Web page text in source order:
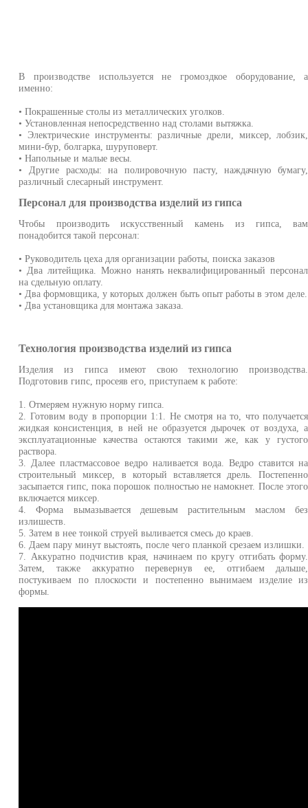
В производстве используется не громоздкое оборудование, а
именно:
• Покрашенные столы из металлических уголков.
• Установленная непосредственно над столами вытяжка.
• Электрические инструменты: различные дрели, миксер, лобзик,
мини-бур, болгарка, шуруповерт.
• Напольные и малые весы.
• Другие расходы: на полировочную пасту, наждачную бумагу,
различный слесарный инструмент.
Персонал для производства изделий из гипса
Чтобы производить искусственный камень из гипса, вам
понадобится такой персонал:
• Руководитель цеха для организации работы, поиска заказов
• Два литейщика. Можно нанять неквалифицированный персонал
на сдельную оплату.
• Два формовщика, у которых должен быть опыт работы в этом деле.
• Два установщика для монтажа заказа.
Технология производства изделий из гипса
Изделия из гипса имеют свою технологию производства.
Подготовив гипс, просеяв его, приступаем к работе:
1. Отмеряем нужную норму гипса.
2. Готовим воду в пропорции 1:1. Не смотря на то, что получается
жидкая консистенция, в ней не образуется дырочек от воздуха, а
эксплуатационные качества остаются такими же, как у густого
раствора.
3. Далее пластмассовое ведро наливается вода. Ведро ставится на
строительный миксер, в который вставляется дрель. Постепенно
засыпается гипс, пока порошок полностью не намокнет. После этого
включается миксер.
4. Форма вымазывается дешевым растительным маслом без
излишеств.
5. Затем в нее тонкой струей выливается смесь до краев.
6. Даем пару минут выстоять, после чего планкой срезаем излишки.
7. Аккуратно подчистив края, начинаем по кругу отгибать форму.
Затем, также аккуратно перевернув ее, отгибаем дальше,
постукиваем по плоскости и постепенно вынимаем изделие из
формы.